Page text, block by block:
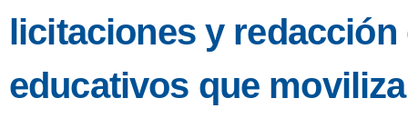
licitaciones y
educativos que